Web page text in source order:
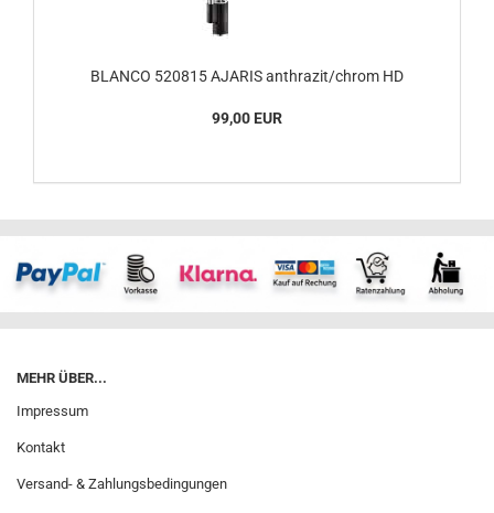
BLANCO 520815 AJARIS anthrazit/chrom HD
99,00 EUR
MEHR ÜBER...
Impressum
Kontakt
Versand- & Zahlungsbedingungen